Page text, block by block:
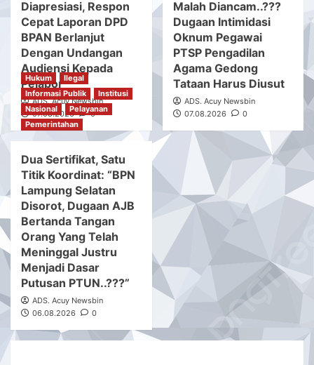
Diapresiasi, Respon
Cepat Laporan DPD
BPAN Berlanjut
Dengan Undangan
Audiensi Kepada
Pelapor
ADS. Acuy Newsbin
07.08.2026
0
Malah Diancam..???
Dugaan Intimidasi
Oknum Pegawai
PTSP Pengadilan
Agama Gedong
Tataan Harus Diusut
ADS. Acuy Newsbin
07.08.2026
0
Hukum
Ilegal
Informasi Publik
Institusi
Nasional
Pelayanan
Pemerintahan
Dua Sertifikat, Satu
Titik Koordinat: “BPN
Lampung Selatan
Disorot, Dugaan AJB
Bertanda Tangan
Orang Yang Telah
Meninggal Justru
Menjadi Dasar
Putusan PTUN..???”
ADS. Acuy Newsbin
06.08.2026
0